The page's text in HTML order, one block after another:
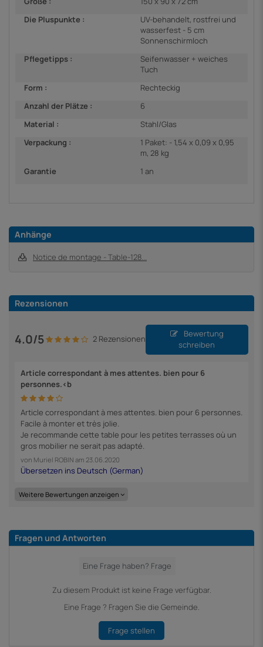
Die Pluspunkte :
UV-behandelt, rostfrei und
wasserfest - 5 cm
Sonnenschirmloch
Pflegetipps :
Seifenwasser + weiches
Tuch
Form :
Rechteckig
Anzahl der Plätze :
6
Material :
Stahl/Glas
Verpackung :
1 Paket: - 1,54 x 0,09 x 0,95
m, 28 kg
Garantie
1 an
Anhänge
Notice de montage - Table-128...
Rezensionen
4.0/5 2 Rezensionen
Bewertung
schreiben
Article correspondant à mes attentes. bien pour 6
personnes.<b
Article correspondant à mes attentes. bien pour 6 personnes.
Facile à monter et très jolie.
Je recommande cette table pour les petites terrasses où un
gros mobilier ne serait pas adapté.
von Muriel ROBIN am 23.06.2020
Weitere Bewertungen anzeigen
Fragen und Antworten
Zu diesem Produkt ist keine Frage verfügbar.
Eine Frage ? Fragen Sie die Gemeinde.
Frage stellen